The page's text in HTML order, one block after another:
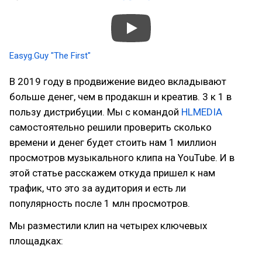
Easyg.Guy "The First"
В 2019 году в продвижение видео вкладывают
больше денег, чем в продакшн и креатив. 3 к 1 в
пользу дистрибуции. Мы с командой HLMEDIA
самостоятельно решили проверить сколько
времени и денег будет стоить нам 1 миллион
просмотров музыкального клипа на YouTube. И в
этой статье расскажем откуда пришел к нам
трафик, что это за аудитория и есть ли
популярность после 1 млн просмотров.
Мы разместили клип на четырех ключевых
площадках: